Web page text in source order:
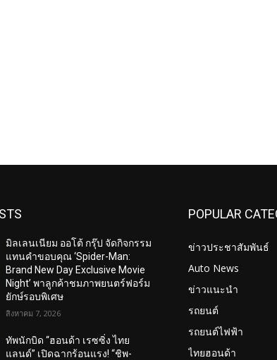
มิลเลนเนียม ออโต้ กรุ๊ป จัดกิจกรรม
แทนคำขอบคุณ ‘Spider-Man:
Brand New Day Exclusive Movie
Night’ พาลูกค้าชมภาพยนตร์ฟอร์ม
ยักษ์รอบพิเศษ
สิงหาคม 7, 2026
ทัพนักบิด “ฮอนด้า เรซซิ่ง ไทย
แลนด์” เปิดฉากร้อนแรง! “ชิพ-
POPULAR
ข่าวประชาสัมพันธ์
Auto News
ข่าวแนะนำ
รถยนต์
รถยนต์ไฟฟ้า
ไทยฮอนด้า